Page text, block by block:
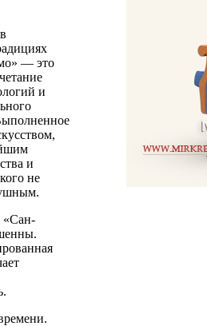
— это
и
и
не
«Сан-